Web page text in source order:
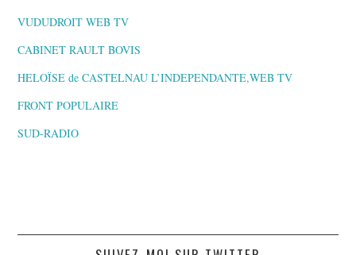
VUDUDROIT WEB TV
CABINET RAULT BOVIS
HELOÏSE de CASTELNAU L’INDEPENDANTE,WEB TV
FRONT POPULAIRE
SUD-RADIO